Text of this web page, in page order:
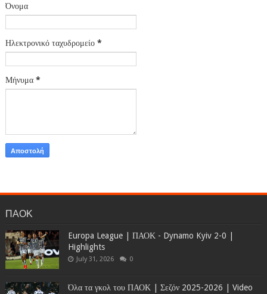
Όνομα
Ηλεκτρονικό ταχυδρομείο *
Μήνυμα *
ΠΑΟΚ
Europa League | ΠΑΟΚ - Dynamo Kyiv 2-0 |
Highlights
July 31, 2026 0
Όλα τα γκολ του ΠΑΟΚ | Σεζόν 2025-2026 | Video